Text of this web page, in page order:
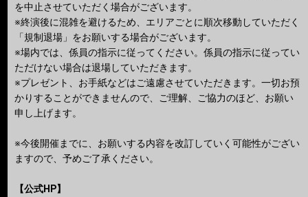
を中止させていただく場合がございます。
※終演後に混雑を避けるため、エリアごとに順次移動していただく
「規制退場」をお願いする場合がございます。
※場内では、係員の指示に従ってください。係員の指示に従ってい
ただけない場合は退場していただきます。
※プレゼント、お手紙などはご遠慮させていただきます。一切お預
かりすることができませんので、ご理解、ご協力のほど、お願い
申し上げます。
※今後開催までに、お願いする内容を改訂していく可能性がござい
ますので、予めご了承ください。
【公式HP】